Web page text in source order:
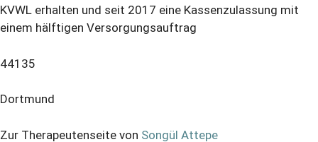
KVWL erhalten und seit 2017 eine Kassenzulassung mit
einem hälftigen Versorgungsauftrag
44135
Dortmund
Zur Therapeutenseite von Songül Attepe